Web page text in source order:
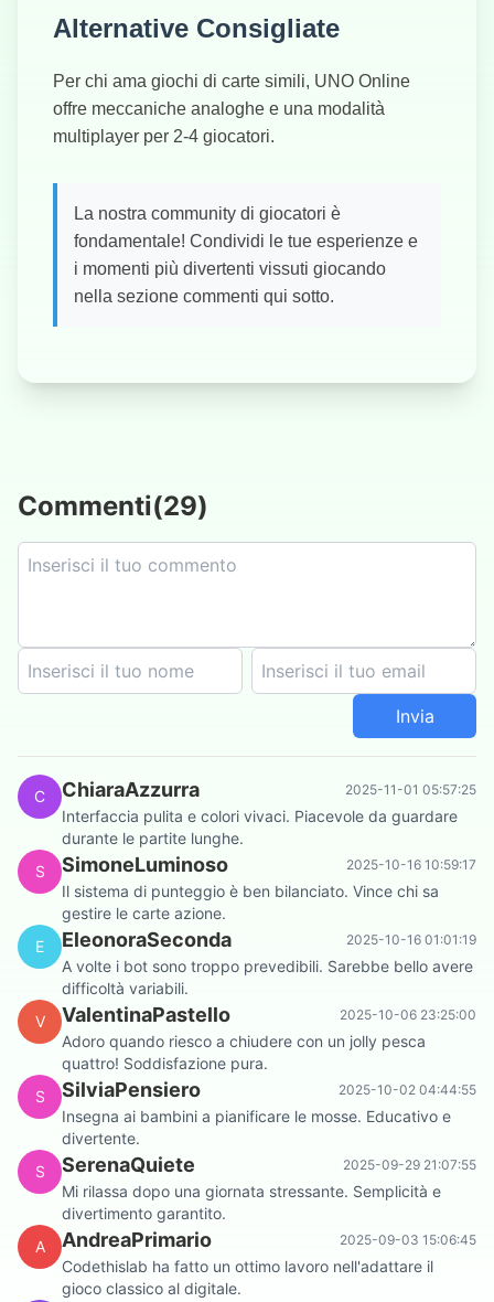
Alternative Consigliate
Per chi ama giochi di carte simili, UNO Online
offre meccaniche analoghe e una modalità
multiplayer per 2-4 giocatori.
La nostra community di giocatori è
fondamentale! Condividi le tue esperienze e
i momenti più divertenti vissuti giocando
nella sezione commenti qui sotto.
Commenti(29)
Invia
C ChiaraAzzurra 2025-11-01 05:57:25
Interfaccia pulita e colori vivaci. Piacevole da guardare
durante le partite lunghe.
S
SimoneLuminoso 2025-10-16 10:59:17
Il sistema di punteggio è ben bilanciato. Vince chi sa
gestire le carte azione.
E
EleonoraSeconda 2025-10-16 01:01:19
A volte i bot sono troppo prevedibili. Sarebbe bello avere
difficoltà variabili.
V
ValentinaPastello 2025-10-06 23:25:00
Adoro quando riesco a chiudere con un jolly pesca
quattro! Soddisfazione pura.
S
SilviaPensiero 2025-10-02 04:44:55
Insegna ai bambini a pianificare le mosse. Educativo e
divertente.
S
SerenaQuiete 2025-09-29 21:07:55
Mi rilassa dopo una giornata stressante. Semplicità e
divertimento garantito.
A
AndreaPrimario 2025-09-03 15:06:45
Codethislab ha fatto un ottimo lavoro nell'adattare il
gioco classico al digitale.